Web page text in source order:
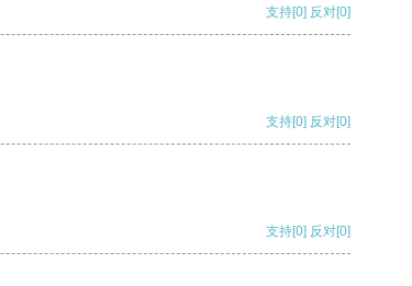
支持[0] 反对[0]
支持[0] 反对[0]
支持[0] 反对[0]